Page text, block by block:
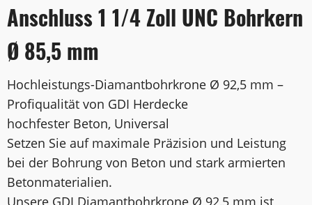
Anschluss 1 1/4 Zoll UNC Bohrkern
Ø 85,5 mm
Hochleistungs-Diamantbohrkrone Ø 92,5 mm –
Profiqualität von GDI Herdecke
hochfester Beton, Universal
Setzen Sie auf maximale Präzision und Leistung
bei der Bohrung von Beton und stark armierten
Betonmaterialien.
Unsere GDI Diamantbohrkrone Ø 92,5 mm ist